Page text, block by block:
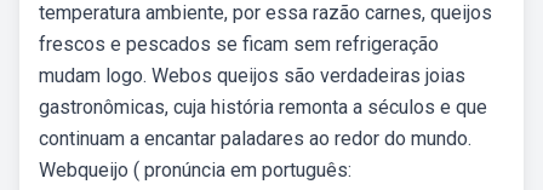
temperatura ambiente, por essa razão carnes, queijos
frescos e pescados se ficam sem refrigeração
mudam logo. Webos queijos são verdadeiras joias
gastronômicas, cuja história remonta a séculos e que
continuam a encantar paladares ao redor do mundo.
Webqueijo ( pronúncia em português: